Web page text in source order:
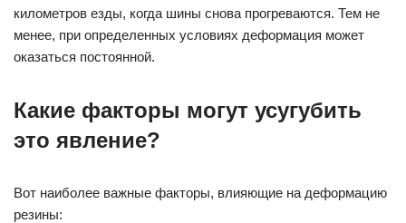
километров езды, когда шины снова прогреваются. Тем не
менее, при определенных условиях деформация может
оказаться постоянной.
Какие факторы могут усугубить
это явление?
Вот наиболее важные факторы, влияющие на деформацию
резины: